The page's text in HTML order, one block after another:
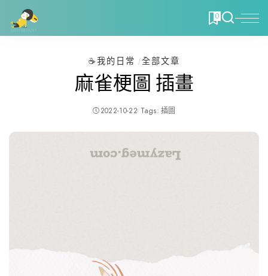
0
☕️我的日常 全部文章
麻雀梗圖 插畫
2022-10-22 Tags: 插圖